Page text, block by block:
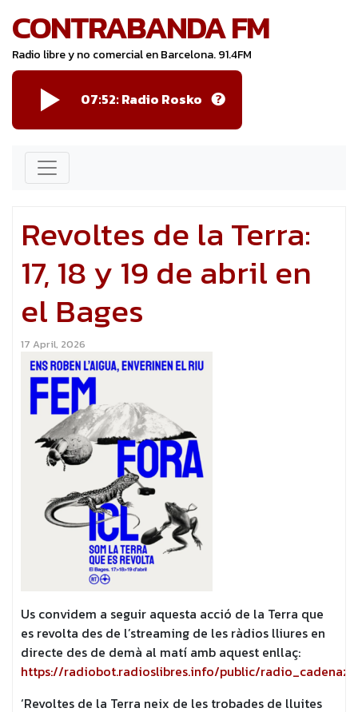
CONTRABANDA FM
Radio libre y no comercial en Barcelona. 91.4FM
07:52:Radio Rosko
Revoltes de la Terra:
17, 18 y 19 de abril en
el Bages
17 April, 2026
Us convidem a seguir aquesta acció de la Terra que
es revolta des de l’streaming de les ràdios lliures en
directe des de demà al matí amb aquest enllaç:
https://radiobot.radioslibres.info/public/
‘Revoltes de la Terra neix de les trobades de lluites